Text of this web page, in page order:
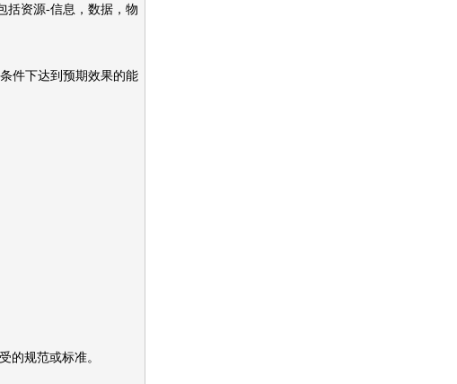
括资源-信息，数据，物
件下达到预期效果的能
的规范或标准。